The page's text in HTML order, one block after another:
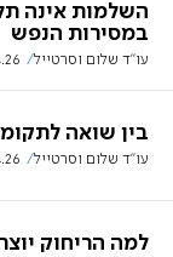
השלמות אינה
במסירות הנפש
עו"ד שלום וסרטייל
בין שואה
עו"ד שלום וסרטייל
למה הריחוק